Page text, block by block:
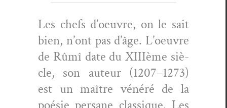
Les chefs d’oeu­vre, on le sait
bien, n’ont pas d’âge. L’oeu­vre
de Rûmî date du XII­Ième siè­
cle, son auteur (1207–1273)
est un maître vénéré de la